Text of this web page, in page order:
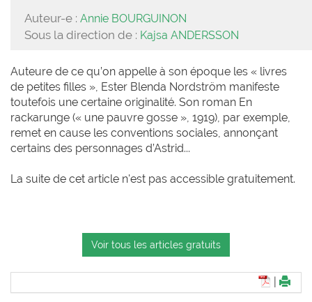
Auteur-e : Annie BOURGUINON
Sous la direction de : Kajsa ANDERSSON
Auteure de ce qu’on appelle à son époque les « livres
de petites filles », Ester Blenda Nordström manifeste
toutefois une certaine originalité. Son roman En
rackarunge (« une pauvre gosse », 1919), par exemple,
remet en cause les conventions sociales, annonçant
certains des personnages d’Astrid...
La suite de cet article n'est pas accessible gratuitement.
Voir tous les articles gratuits